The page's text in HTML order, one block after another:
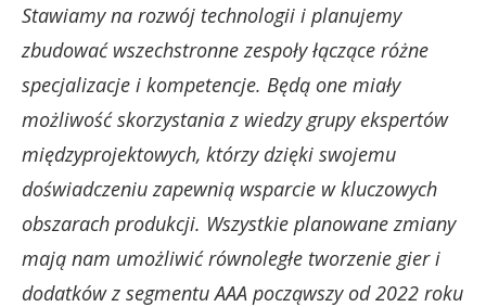
Stawiamy na rozwój technologii i planujemy
zbudować wszechstronne zespoły łączące różne
specjalizacje i kompetencje. Będą one miały
możliwość skorzystania z wiedzy grupy ekspertów
międzyprojektowych, którzy dzięki swojemu
doświadczeniu zapewnią wsparcie w kluczowych
obszarach produkcji. Wszystkie planowane zmiany
mają nam umożliwić równoległe tworzenie gier i
dodatków z segmentu AAA począwszy od 2022 roku